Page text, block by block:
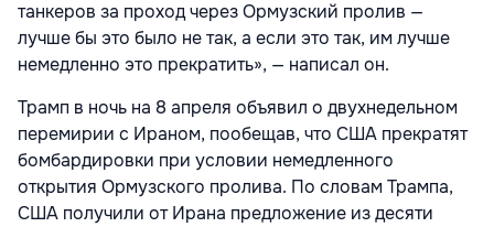
танкеров за проход через Ормузский пролив —
лучше бы это было не так, а если это так, им лучше
немедленно это прекратить», — написал он.
Трамп в ночь на 8 апреля объявил о двухнедельном
перемирии с Ираном, пообещав, что США прекратят
бомбардировки при условии немедленного
открытия Ормузского пролива. По словам Трампа,
США получили от Ирана предложение из десяти